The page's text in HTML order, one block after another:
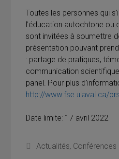
Toutes les personnes qui
l’éducation autochtone ou
sont invitées à soumettre
présentation pouvant
: partage de pratiques,
communication
panel. Pour plus
http://www.fse.ulaval.ca/
Date limite: 17 avril 2022
Catégories
Actualités,